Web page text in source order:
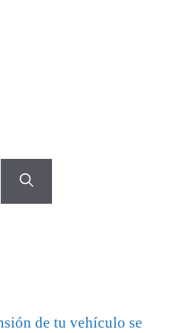
de tu vehículo se